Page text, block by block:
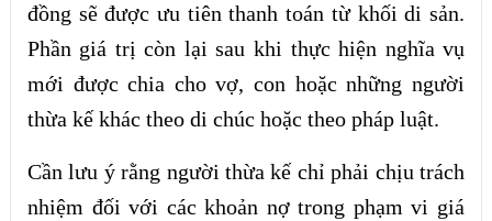
đồng sẽ được ưu tiên thanh toán từ khối di sản.
Phần giá trị còn lại sau khi thực hiện nghĩa vụ
mới được chia cho vợ, con hoặc những người
thừa kế khác theo di chúc hoặc theo pháp luật.
Cần lưu ý rằng người thừa kế chỉ phải chịu trách
nhiệm đối với các khoản nợ trong phạm vi giá